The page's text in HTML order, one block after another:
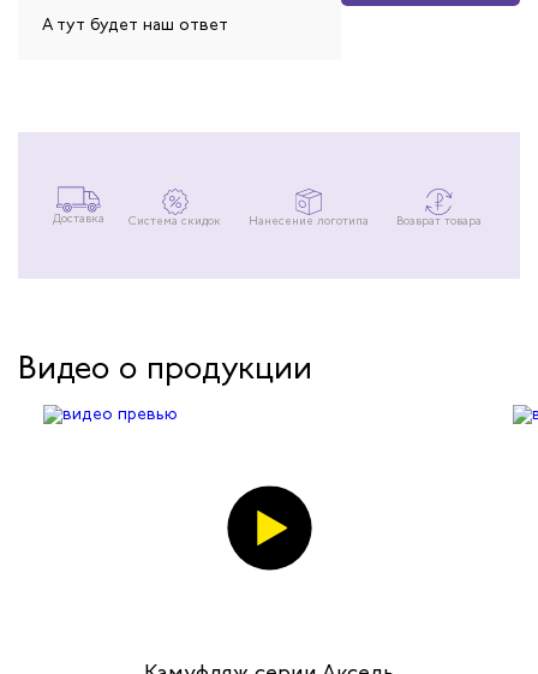
А тут будет наш ответ
Доставка Система скидок Нанесение логотипа Возврат товара
Видео о продукции